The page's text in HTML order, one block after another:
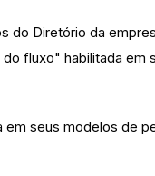
do Diretório da
fluxo" habilitada
em seus modelos de